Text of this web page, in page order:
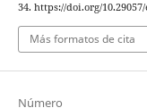
34. https://doi.org/
Más formatos de cita
Número